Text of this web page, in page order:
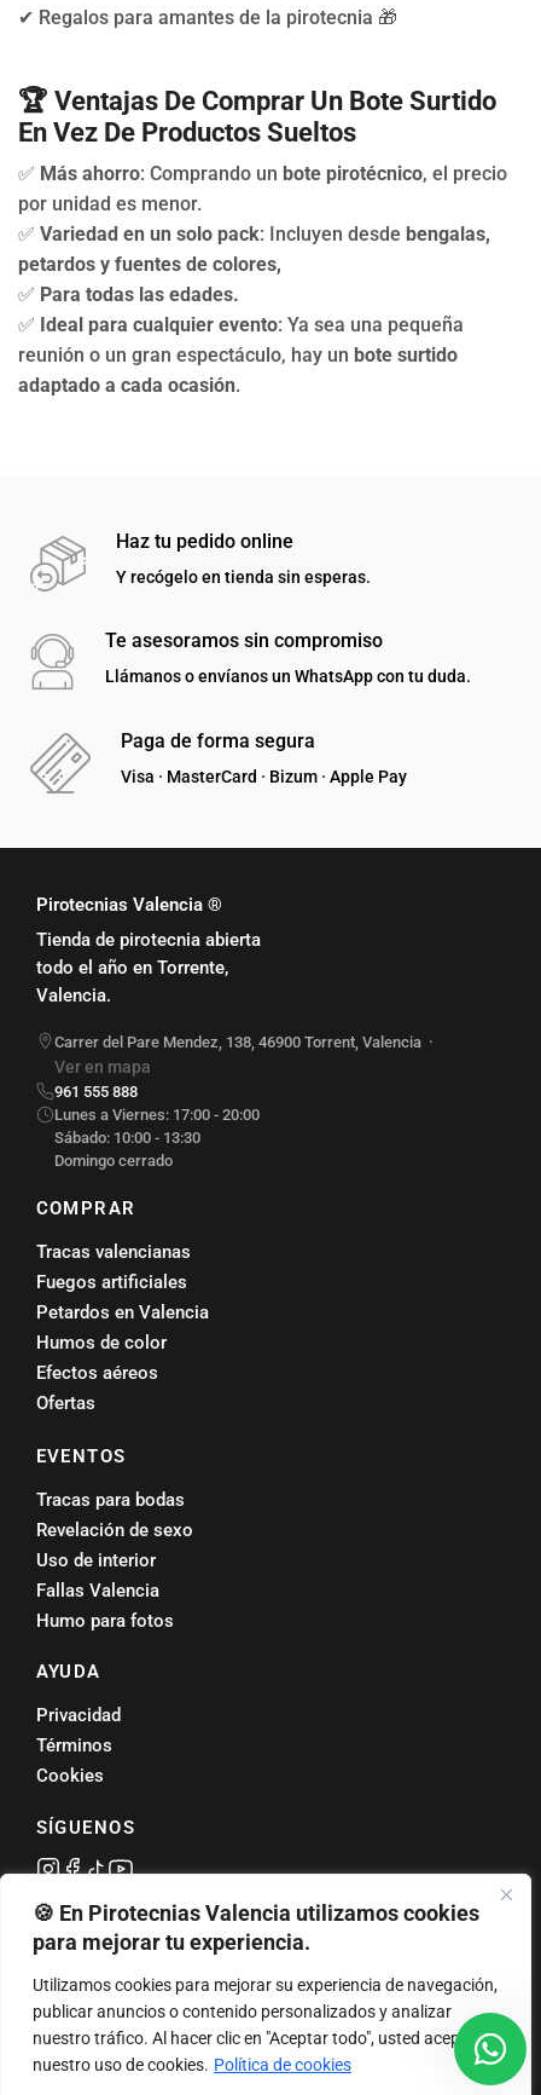
🍪 En Pirotecnias Valencia utilizamos cookies
para mejorar tu experiencia.
Utilizamos cookies para mejorar su experiencia de navegación,
publicar anuncios o contenido personalizados y analizar
nuestro tráfico. Al hacer clic en "Aceptar todo", usted acepta
nuestro uso de cookies. Política de cookies
✔ Regalos para amantes de la pirotecnia 🎁
🏆 Ventajas De Comprar Un Bote Surtido
En Vez De Productos Sueltos
✅ Más ahorro: Comprando un bote pirotécnico, el precio
por unidad es menor.
✅ Variedad en un solo pack: Incluyen desde bengalas,
petardos y fuentes de colores,
✅ Para todas las edades.
✅ Ideal para cualquier evento: Ya sea una pequeña
reunión o un gran espectáculo, hay un bote surtido
adaptado a cada ocasión.
Haz tu pedido online
Y recógelo en tienda sin esperas.
Te asesoramos sin compromiso
Llámanos o envíanos un WhatsApp con tu duda.
Paga de forma segura
Visa · MasterCard · Bizum · Apple Pay
Pirotecnias Valencia ®
Tienda de pirotecnia abierta
todo el año en Torrente,
Valencia.
Carrer del Pare Mendez, 138, 46900 Torrent, Valencia ·
Ver en mapa
961 555 888
Lunes a Viernes: 17:00 - 20:00
Sábado: 10:00 - 13:30
Domingo cerrado
COMPRAR
Tracas valencianas
Fuegos artificiales
Petardos en Valencia
Humos de color
Efectos aéreos
Ofertas
EVENTOS
Tracas para bodas
Revelación de sexo
Uso de interior
Fallas Valencia
Humo para fotos
AYUDA
Privacidad
Términos
Cookies
SÍGUENOS
4,7 ★Valoración
en Google
Petardos en Valencia· Tracas valencianas·Tracas para bodas· Tracas para
comunión ·Fuegos artificiales Valencia·Humos de color · Revelación de sexo
· Pirotecnia Fallas · Pirotecnia Torrente · Correfoc · Cremà de Fallas